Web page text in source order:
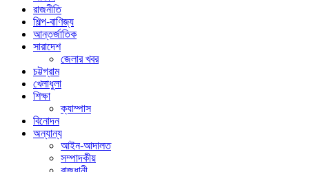
রাজনীতি
শিল্প-বাণিজ্য
আন্তর্জাতিক
সারাদেশ
জেলার খবর
চট্টগ্রাম
খেলাধুলা
শিক্ষা
ক্যাম্পাস
বিনোদন
অন্যান্য
আইন-আদালত
সম্পাদকীয়